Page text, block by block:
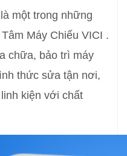
một trong những
Máy Chiếu VICI .
chữa, bảo trì máy
thức sửa tận nơi,
kiện với chất